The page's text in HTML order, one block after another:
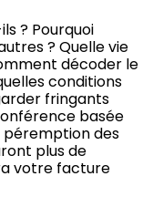
? Pourquoi
? Quelle vie
décoder le
conditions
fringants
basée
péremption des
plus de
votre facture